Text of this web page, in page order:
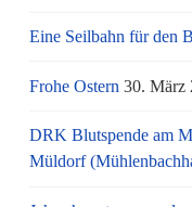
Eine Seilbahn für den
Frohe Ostern 30. März
DRK Blutspende am
Müldorf